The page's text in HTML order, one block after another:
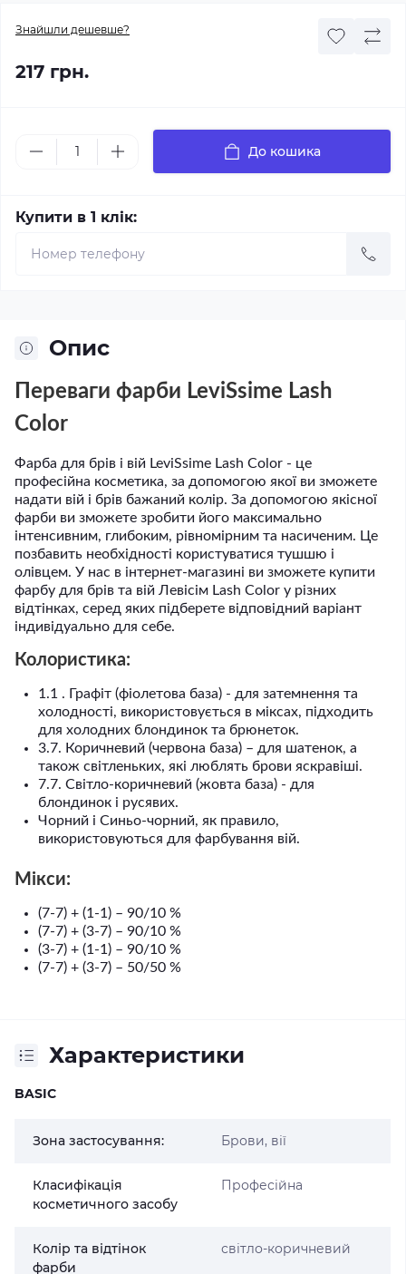
Знайшли дешевше?
217 грн.
До кошика
Купити в 1 клік:
Опис
Переваги фарби LeviSsime Lash
Color
Фарба для брів і вій LeviSsime Lash Color - це
професійна косметика, за допомогою якої ви зможете
надати вій і брів бажаний колір. За допомогою якісної
фарби ви зможете зробити його максимально
інтенсивним, глибоким, рівномірним та насиченим. Це
позбавить необхідності користуватися тушшю і
олівцем. У нас в інтернет-магазині ви зможете купити
фарбу для брів та вій Левісім Lash Color у різних
відтінках, серед яких підберете відповідний варіант
індивідуально для себе.
Колористика:
1.1 . Графіт (фіолетова база) - для затемнення та
холодності, використовується в міксах, підходить
для холодних блондинок та брюнеток.
3.7. Коричневий (червона база) – для шатенок, а
також світленьких, які люблять брови яскравіші.
7.7. Світло-коричневий (жовта база) - для
блондинок і русявих.
Чорний і Синьо-чорний, як правило,
використовуються для фарбування вій.
Мікси:
(7-7) + (1-1) – 90/10 %
(7-7) + (3-7) – 90/10 %
(3-7) + (1-1) – 90/10 %
(7-7) + (3-7) – 50/50 %
Характеристики
BASIC
Зона застосування: Брови, вії
Класифікація
косметичного засобу
Професійна
Колір та відтінок
фарби
світло-коричневий